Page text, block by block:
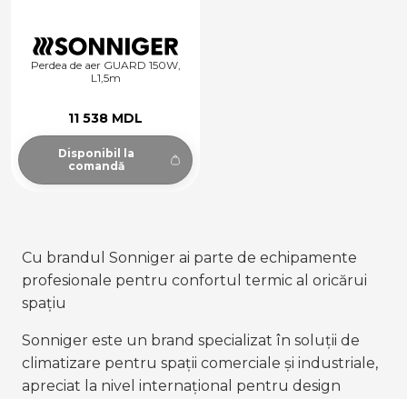
Perdea de aer GUARD 150W,
L1,5m
11 538 MDL
Disponibil la
comandă
Cu brandul Sonniger ai parte de echipamente
profesionale pentru confortul termic al oricărui
spațiu
Sonniger este un brand specializat în soluții de
climatizare pentru spații comerciale și industriale,
apreciat la nivel internațional pentru design